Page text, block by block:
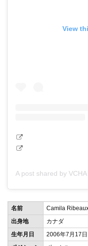
View
A post shared by
名前
Camila
出身地
カナダ
生年月日
2006年7月17